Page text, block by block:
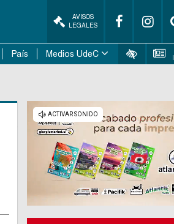
AVISOS
LEGALES
País Medios UdeC